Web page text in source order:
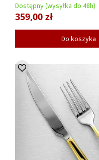
Dostępny (wysyłka do 48h)
359,00 zł
Do koszyka